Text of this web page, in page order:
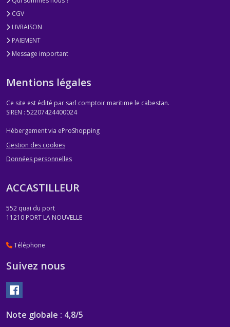
CGV
LIVRAISON
PAIEMENT
Message important
Mentions légales
Ce site est édité par sarl comptoir maritime le cabestan.
SIREN : 52207424400024
Hébergement via eProShopping
Gestion des cookies
Données personnelles
ACCASTILLEUR
552 quai du port
11210 PORT LA NOUVELLE
Téléphone
Suivez nous
Note globale : 4,8/5